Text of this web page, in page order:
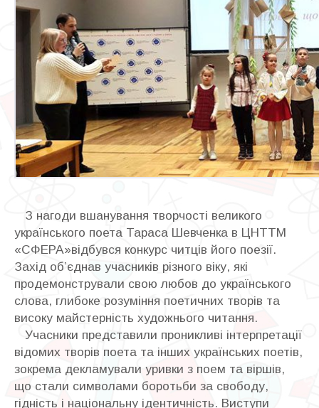
З нагоди вшанування творчості великого
українського поета Тараса Шевченка в ЦНТТМ
«СФЕРА»відбувся конкурс читців його поезії.
Захід об’єднав учасників різного віку, які
продемонстрували свою любов до українського
слова, глибоке розуміння поетичних творів та
високу майстерність художнього читання.
Учасники представили проникливі інтерпретації
відомих творів поета та інших українських поетів,
зокрема декламували уривки з поем та віршів,
що стали символами боротьби за свободу,
гідність і національну ідентичність. Виступи